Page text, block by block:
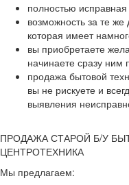
полностью
возможность за те же
которая имеет
вы приобретаете
начинаете сразу ним
продажа бытовой
вы не рискуете и
выявления
ПРОДАЖА СТАРОЙ Б/У
ЦЕНТРОТЕХНИКА
Мы предлагаем: